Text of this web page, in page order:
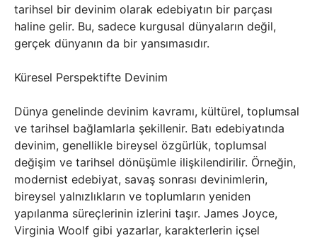
tarihsel bir devinim olarak edebiyatın bir parçası
haline gelir. Bu, sadece kurgusal dünyaların değil,
gerçek dünyanın da bir yansımasıdır.
Küresel Perspektifte Devinim
Dünya genelinde devinim kavramı, kültürel, toplumsal
ve tarihsel bağlamlarla şekillenir. Batı edebiyatında
devinim, genellikle bireysel özgürlük, toplumsal
değişim ve tarihsel dönüşümle ilişkilendirilir. Örneğin,
modernist edebiyat, savaş sonrası devinimlerin,
bireysel yalnızlıkların ve toplumların yeniden
yapılanma süreçlerinin izlerini taşır. James Joyce,
Virginia Woolf gibi yazarlar, karakterlerin içsel